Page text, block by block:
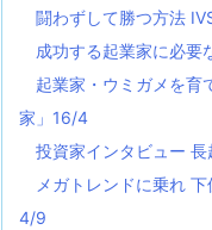
闘わずして勝つ方法
成功する起業家に必要
起業家・ウミガメを育
家」16/4
投資家インタビュー
メガトレンドに乗れ
4/9